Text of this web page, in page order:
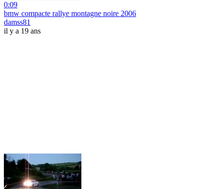
0:09
bmw compacte rallye montagne noire 2006
damss81
il y a 19 ans